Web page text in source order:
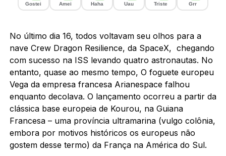
Gostei Amei Haha Uau Triste Grr
No último dia 16, todos voltavam seu olhos para a
nave Crew Dragon Resilience, da SpaceX, chegando
com sucesso na ISS levando quatro astronautas. No
entanto, quase ao mesmo tempo, O foguete europeu
Vega da empresa francesa Arianespace falhou
enquanto decolava. O lançamento ocorreu a partir da
clássica base europeia de Kourou, na Guiana
Francesa – uma província ultramarina (vulgo colônia,
embora por motivos históricos os europeus não
gostem desse termo) da França na América do Sul.